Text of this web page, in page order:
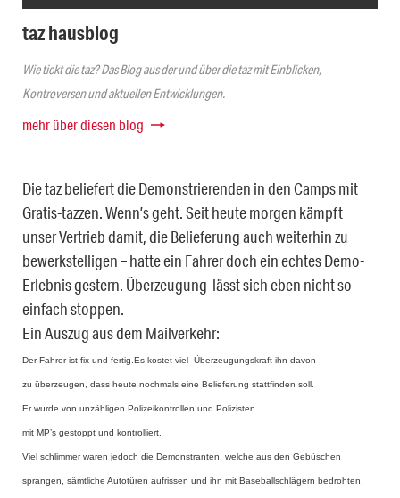
taz hausblog
Wie tickt die taz? Das Blog aus der und über die taz mit Einblicken,
Kontroversen und aktuellen Entwicklungen.
mehr über diesen blog
Die taz beliefert die Demonstrierenden in den Camps mit
Gratis-tazzen. Wenn’s geht. Seit heute morgen kämpft
unser Vertrieb damit, die Belieferung auch weiterhin zu
bewerkstelligen – hatte ein Fahrer doch ein echtes Demo-
Erlebnis gestern. Überzeugung lässt sich eben nicht so
einfach stoppen.
Ein Auszug aus dem Mailverkehr:
Der Fahrer ist fix und fertig.Es kostet viel Überzeugungskraft ihn davon
zu überzeugen, dass heute nochmals eine Belieferung stattfinden soll.
Er wurde von unzähligen Polizeikontrollen und Polizisten
mit MP’s gestoppt und kontrolliert.
Viel schlimmer waren jedoch die Demonstranten, welche aus den Gebüschen
sprangen, sämtliche Autotüren aufrissen und ihn mit Baseballschlägern bedrohten.